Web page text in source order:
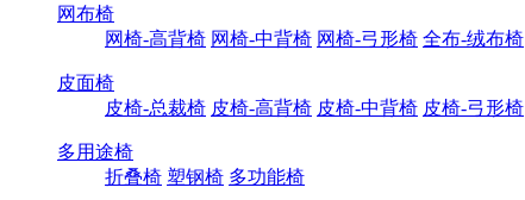
网布椅
网椅-高背椅 网椅-中背椅 网椅-弓形椅 全布-绒布椅
皮面椅
皮椅-总裁椅 皮椅-高背椅 皮椅-中背椅 皮椅-弓形椅
多用途椅
折叠椅 塑钢椅 多功能椅